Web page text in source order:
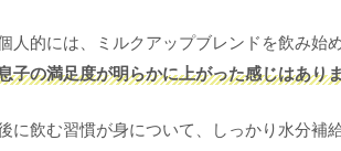
人的には、ミルクアップブレンドを飲み始
子の満足度が明らかに上がった感じはあり
に飲む習慣が身について、しっかり水分補